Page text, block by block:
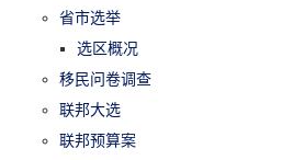
省市选举
选区概况
移民问卷调查
联邦大选
联邦预算案